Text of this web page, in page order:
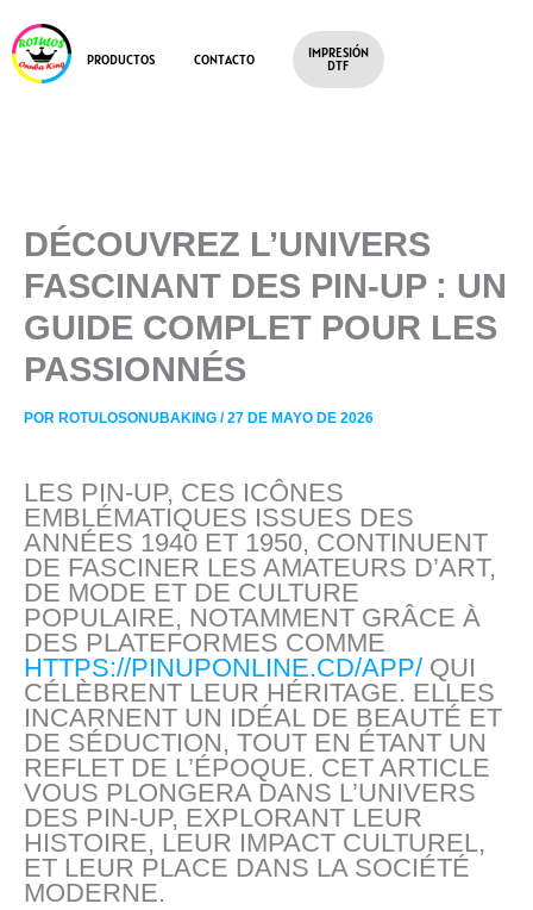
AL
CONTENIDO
PRODUCTOS CONTACTO IMPRESIÓN
DTF
DÉCOUVREZ L’UNIVERS
FASCINANT DES PIN-UP : UN
GUIDE COMPLET POUR LES
PASSIONNÉS
POR ROTULOSONUBAKING /27 DE MAYO DE 2026
LES PIN-UP, CES ICÔNES
EMBLÉMATIQUES ISSUES DES
ANNÉES 1940 ET 1950, CONTINUENT
DE FASCINER LES AMATEURS D’ART,
DE MODE ET DE CULTURE
POPULAIRE, NOTAMMENT GRÂCE À
DES PLATEFORMES COMME
HTTPS://PINUPONLINE.CD/APP/ QUI
CÉLÈBRENT LEUR HÉRITAGE. ELLES
INCARNENT UN IDÉAL DE BEAUTÉ ET
DE SÉDUCTION, TOUT EN ÉTANT UN
REFLET DE L’ÉPOQUE. CET ARTICLE
VOUS PLONGERA DANS L’UNIVERS
DES PIN-UP, EXPLORANT LEUR
HISTOIRE, LEUR IMPACT CULTUREL,
ET LEUR PLACE DANS LA SOCIÉTÉ
MODERNE.